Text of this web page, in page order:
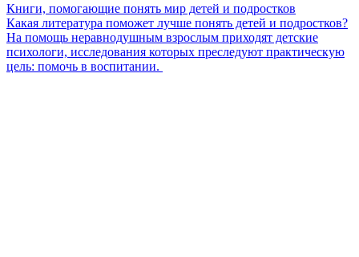
Книги, помогающие понять мир детей и подростков
Какая литература поможет лучше понять детей и подростков?
На помощь неравнодушным взрослым приходят детские
психологи, исследования которых преследуют практическую
цель: помочь в воспитании.